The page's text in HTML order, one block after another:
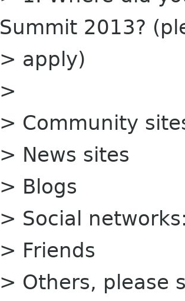
Summit 2013?
> apply)
>
> Community
> News sites
> Blogs
> Social
> Friends
> Others, please